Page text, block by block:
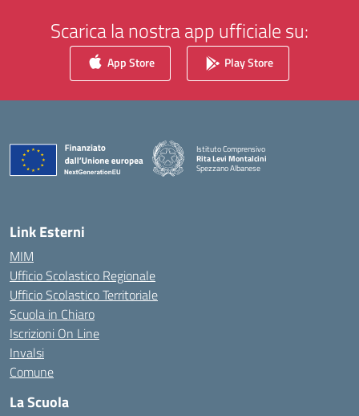
Scarica la nostra app ufficiale su:
App Store Play Store
Istituto Comprensivo
Rita Levi Montalcini
Spezzano Albanese
— Visita la pagina iniziale della scuola
Link Esterni
MIM
Ufficio Scolastico Regionale
Ufficio Scolastico Territoriale
Scuola in Chiaro
Iscrizioni On Line
Invalsi
Comune
La Scuola